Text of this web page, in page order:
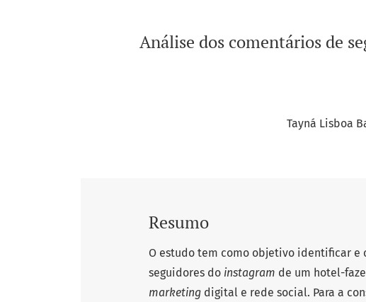
Análise dos comentários de
Tayná Lisboa
Resumo
O estudo tem como objetivo identificar
seguidores do instagram de um hotel-
marketing digital e rede social. Para a